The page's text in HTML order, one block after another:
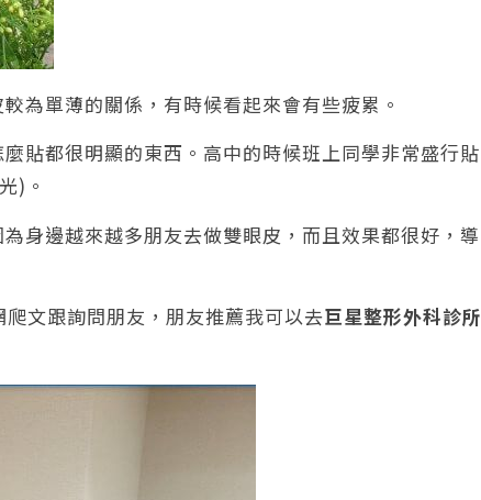
為單薄的關係，有時候看起來會有些疲累。
貼都很明顯的東西。高中的時候班上同學非常盛行貼
)。
身邊越來越多朋友去做雙眼皮，而且效果都很好，導
文跟詢問朋友，朋友推薦我可以去巨星整形外科診所